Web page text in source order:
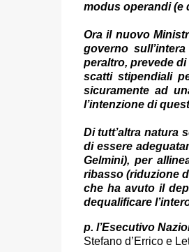
modus operandi (e
Ora il nuovo
governo
peraltro, prevede
scatti stipendiali
sicuramente ad
l’intenzione di
Di tutt’altra natura
di essere
Gelmini), per
ribasso (riduzione
che ha avuto il
dequalificare
p. l’Esecutivo
Stefano d’Errico e